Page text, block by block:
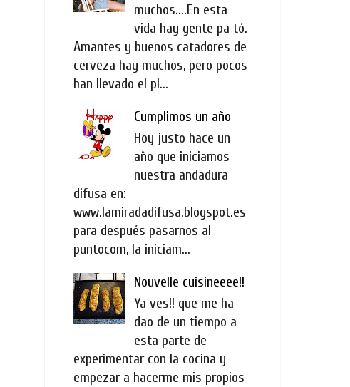
muchos....En esta
vida hay gente pa tó.
Amantes y buenos catadores de
cerveza hay muchos, pero pocos
han llevado el pl...
Cumplimos un año
Hoy justo hace un
año que iniciamos
nuestra andadura
difusa en:
www.lamiradadifusa.blogspot.es
para después pasarnos al
puntocom, la iniciam...
Nouvelle cuisineeee!!
Ya ves!! que me ha
dao de un tiempo a
esta parte de
experimentar con la cocina y
empezar a hacerme mis propios